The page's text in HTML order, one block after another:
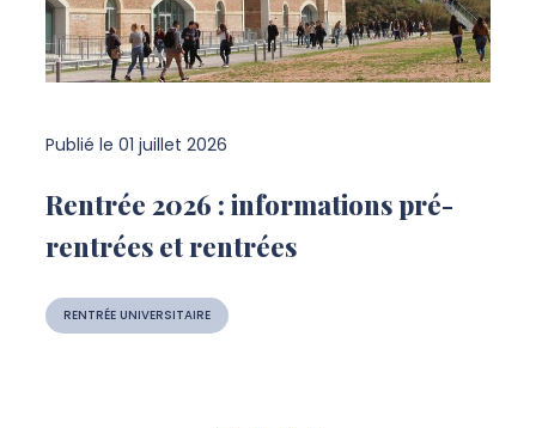
Publié le 01 juillet 2026
Rentrée 2026 : informations pré-
rentrées et rentrées
RENTRÉE UNIVERSITAIRE